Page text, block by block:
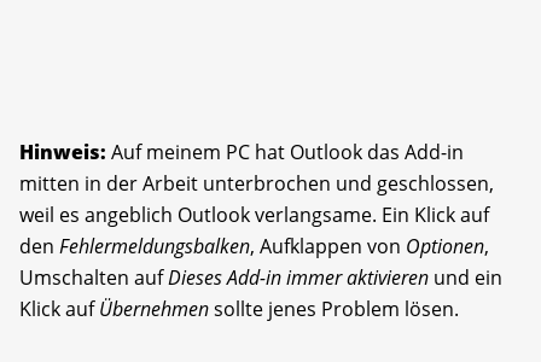
Hinweis: Auf meinem PC hat Outlook das Add-in
mitten in der Arbeit unterbrochen und geschlossen,
weil es angeblich Outlook verlangsame. Ein Klick auf
den Fehlermeldungsbalken, Aufklappen von Optionen,
Umschalten aufDieses Add-in immer aktivieren und ein
Klick aufÜbernehmensollte jenes Problem lösen.